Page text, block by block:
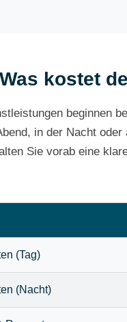
kostet
beginnen
in der Nacht
Sie vorab eine
(Tag)
(Nacht)